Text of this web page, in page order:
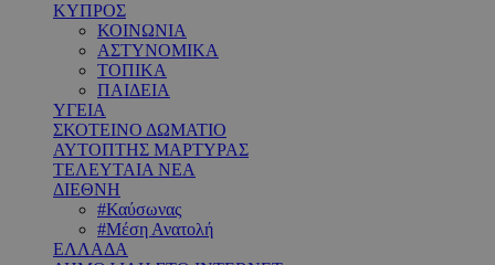
ΚΥΠΡΟΣ
ΚΟΙΝΩΝΙΑ
ΑΣΤΥΝΟΜΙΚΑ
ΤΟΠΙΚΑ
ΠΑΙΔΕΙΑ
ΥΓΕΙΑ
ΣΚΟΤΕΙΝΟ ΔΩΜΑΤΙΟ
ΑΥΤΟΠΤΗΣ ΜΑΡΤΥΡΑΣ
ΤΕΛΕΥΤΑΙΑ ΝΕΑ
ΔΙΕΘΝΗ
#Καύσωνας
#Μέση Ανατολή
ΕΛΛΑΔΑ